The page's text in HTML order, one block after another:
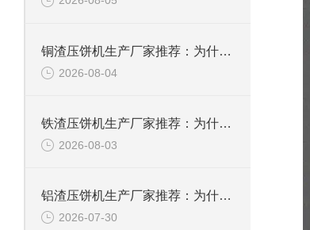
铜渣压饼机生产厂家推荐：为什么恩派特成为众多企业的信赖？
2026-08-04
铁渣压饼机生产厂家推荐：为什么恩派特成为众多企业的优选？
2026-08-03
铝渣压饼机生产厂家推荐：为什么恩派特是值得信赖的选择？
2026-07-30